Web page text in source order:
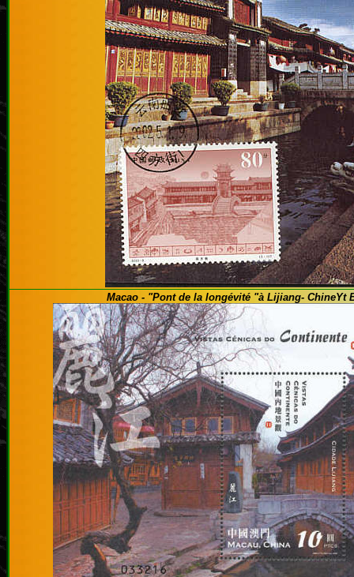
Macao - "Pont de la longévité "à Lijiang- ChineYt